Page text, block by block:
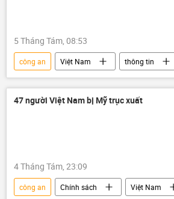
5 Tháng Tám, 08:53
công an Việt Nam
thông tin
lừa đảo
Bộ Công an Việt Nam
tội phạm
truy nã
Đắk Lắk
47 người Việt Nam bị Mỹ trục xuất
4 Tháng Tám, 23:09
công an Chính sách
Việt Nam